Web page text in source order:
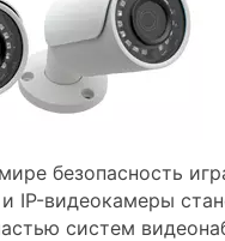
безопасность
IP-видеокамеры
систем